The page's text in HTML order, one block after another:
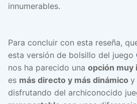
innumerables.
Para concluir con esta reseña,
esta versión de bolsillo del juego
nos ha parecido una opción muy
es más directo y más dinámico y
disfrutando del archiconocido